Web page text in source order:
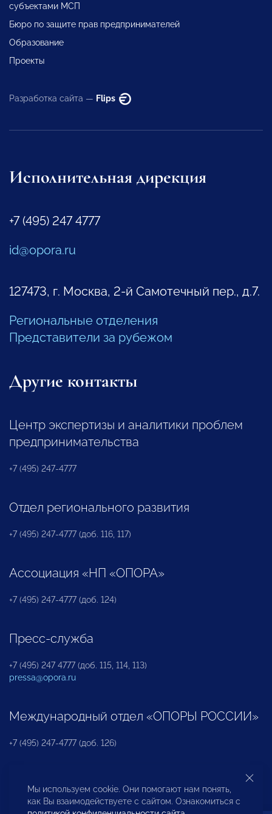
субъектами МСП
Бюро по защите прав предпринимателей
Образование
Проекты
Разработка сайта — Flips
Исполнительная дирекция
+7 (495) 247 4777
id@opora.ru
127473, г. Москва, 2-й Самотечный пер., д.7.
Региональные отделения
Представители за рубежом
Другие контакты
Центр экспертизы и аналитики проблем
предпринимательства
+7 (495) 247-4777
Отдел регионального развития
+7 (495) 247-4777 (доб. 116, 117)
Ассоциация «НП «ОПОРА»
+7 (495) 247-4777 (доб. 124)
Пресс-служба
+7 (495) 247 4777 (доб. 115, 114, 113)
pressa@opora.ru
Международный отдел «ОПОРЫ РОССИИ»
+7 (495) 247-4777 (доб. 126)
Бюро по защите прав предпринимателей и
инвесторов
Мы используем cookie. Они помогают нам понять,
как Вы взаимодействуете с сайтом. Ознакомиться с